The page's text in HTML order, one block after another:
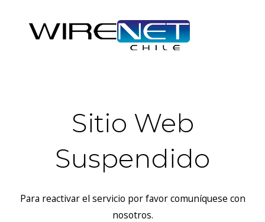
Sitio Web
Suspendido
Para reactivar el servicio por favor comuníquese con
nosotros.